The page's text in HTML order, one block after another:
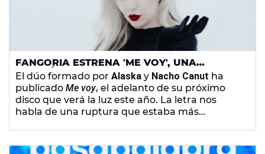
FANGORIA ESTRENA 'ME VOY', UNA
CANCIÓN QUE RECUERDA A SUS GRANDES
ÉXITOS ELECTRÓNICOS
El dúo formado por Alaska y Nacho Canut ha
publicado Me voy, el adelanto de su próximo
disco que verá la luz este año. La letra nos
habla de una ruptura que estaba más